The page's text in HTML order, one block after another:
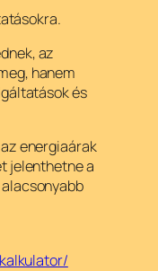
az
hanem
és
energiaárak
jelenthetne a